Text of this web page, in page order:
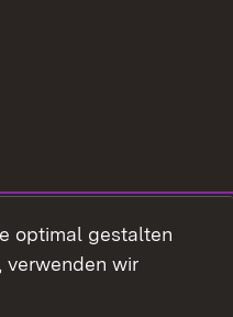
optimal gestalten
verwenden wir